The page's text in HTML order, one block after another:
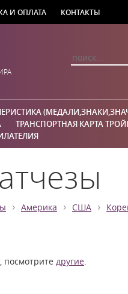
И ОПЛАТА КОНТАКТЫ
ТРАНСПОРТНАЯ КАРТА
› Америка › США ›
посмотрите другие.